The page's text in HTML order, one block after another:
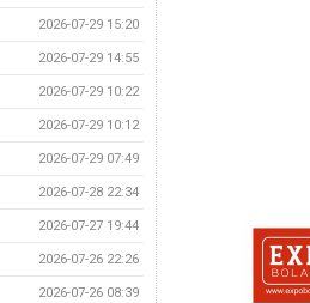
2026-07-29 15:20
2026-07-29 14:55
2026-07-29 10:22
2026-07-29 10:12
2026-07-29 07:49
2026-07-28 22:34
2026-07-27 19:44
2026-07-26 22:26
2026-07-26 08:39